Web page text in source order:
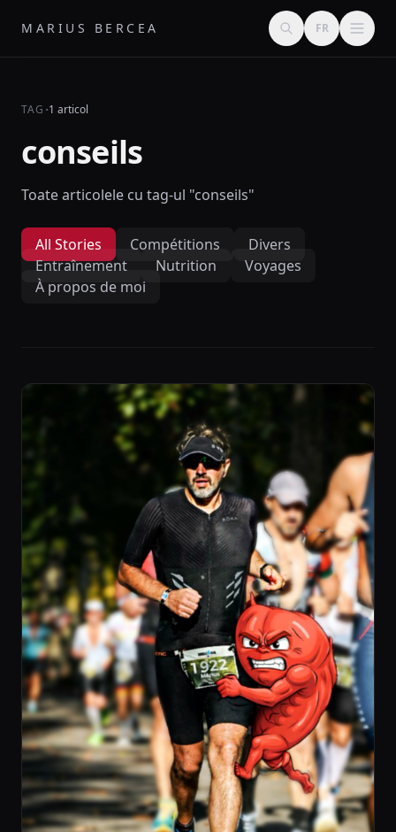
MARIUS BERCEA FR
TAG ·1 articol
conseils
Toate articolele cu tag-ul "conseils"
All Stories Compétitions
Divers
Entraînement
Nutrition
Voyages
À propos de moi